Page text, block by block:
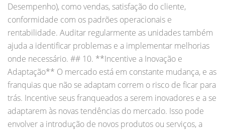
Desempenho), como vendas, satisfação do cliente,
conformidade com os padrões operacionais e
rentabilidade. Auditar regularmente as unidades também
ajuda a identificar problemas e a implementar melhorias
onde necessário. ## 10. **Incentive a Inovação e
Adaptação** O mercado está em constante mudança, e as
franquias que não se adaptam correm o risco de ficar para
trás. Incentive seus franqueados a serem inovadores e a se
adaptarem às novas tendências do mercado. Isso pode
envolver a introdução de novos produtos ou serviços, a